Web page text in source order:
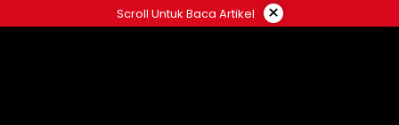
ke
Scroll Untuk Baca Artikel ×